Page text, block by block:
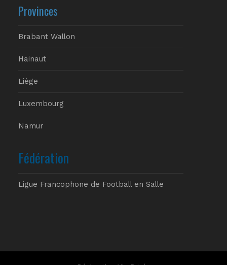
Provinces
Brabant Wallon
Hainaut
Liège
Luxembourg
Namur
Fédération
Ligue Francophone de Football en Salle